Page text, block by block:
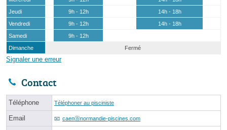
Jeudi
9h - 12h
14h - 18h
Vendredi
9h - 12h
14h - 18h
Samedi
9h - 12h
Dimanche
Fermé
Signaler une erreur
Contact
Téléphone Téléphoner au pisciniste
Email caenⓐnormandie-piscines.com